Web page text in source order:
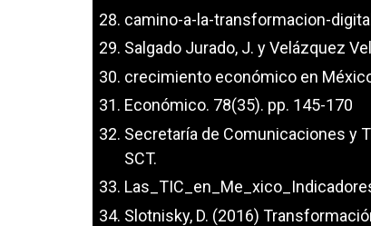
camino-a-la-transformacion-
Salgado Jurado, J. y Velázquez
crecimiento económico en
Económico. 78(35). pp. 145-170
Secretaría de Comunicaciones y
SCT.
Slotnisky, D. (2016)